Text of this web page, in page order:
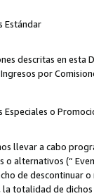
Estándar
descritas en
por
Especiales o
llevar a cabo
o alternativos (“
de descontinuar
totalidad de